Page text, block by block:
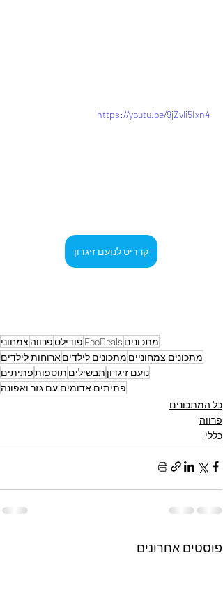
https://youtu.be/9jZvli5Ixn4
קרדיט לנועם זיגדון
מתכונים FooDeals פודילספרווה צמחוני
מתכונים צמחוניים מתכונים לילדיםארוחות לילדים
נועם זיגדון תבשילים תוספותפתיתים
פתיתים אדומים עם גזר ואפונה
כל המתכונים
פרווה
כללי
פוסטים אחרונים